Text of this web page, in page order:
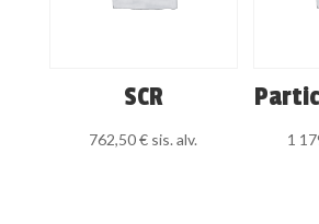
SCR
762,50€ sis. alv. 1